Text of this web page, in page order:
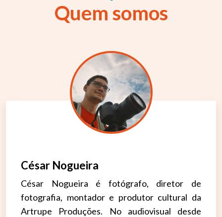
Quem somos
César Nogueira
César Nogueira é fotógrafo, diretor de
fotografia, montador e produtor cultural da
Artrupe Produções. No audiovisual desde